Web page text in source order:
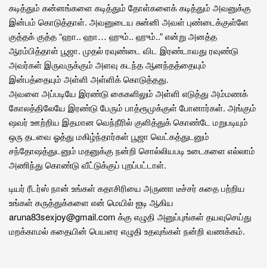
கடித்தும் கன்னங்களை கடித்தும் தோள்களைக் கடித்தும் அவனுக்கு
இன்பம் கொடுத்தாள். அவனுடைய சுன்னி அவள் புண்டைக்குள்ளே
குத்தக் குத்த “ஹா.. ஹா… ஹும்.. ஹும்..” என்று அனத்த
ஆரம்பித்தாள் பூஜா. முதல் ரவுண்டை விட இரண்டாவது ரவுண்டு
அவர்கள் இருவருக்கும் அளவு கடந்த ஆனந்தத்தையும்
இன்பத்தையும் அள்ளி அள்ளிக் கொடுத்தது.
அவளை அப்படியே இரண்டு கைகளிலும் அள்ளி எடுத்து அம்மணக்
கோலத்திலேயே இரண்டு பேரும் பாத்ரூமுக்குள் போனார்கள். அங்கும்
ஷவர் ஊற்றிய இதமான வெந்நீரில் குளித்துக் கொண்டே மறுபடியும்
ஒரு தடவை ஓத்து மகிழ்ந்தார்கள் பூஜா வெட்கத்துடனும்
சந்தோஷத்துடனும் மதனுக்கு நன்றி சொல்லியபடி உடைகளை எல்லாம்
அணிந்து கொண்டு வீட்டுக்குப் புறப்பட்டாள்.
டியர் ரீடர்ஸ் நான் உங்கள் கதாசிரியை அருணா டீச்சர் கதை பற்றிய
உங்கள் கருத்துக்களை என் மெயில் ஐடி ஆகிய
aruna83sexjoy@gmail.com க்கு எழுதி அனுப்புங்கள் தயவுசெய்து
மறக்காமல் கதையின் பெயரை எழுதி உதவுங்கள் நன்றி வணக்கம்.